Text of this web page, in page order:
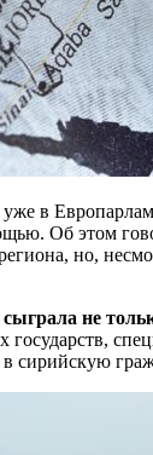
в
Об этом
но,
не
сирийскую